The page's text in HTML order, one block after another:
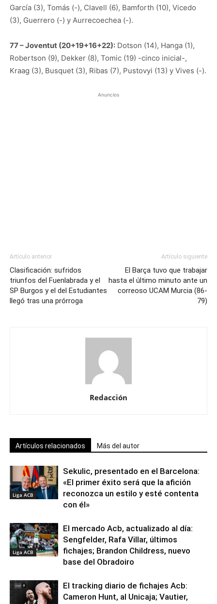
García (3), Tomás (-), Clavell (6), Bamforth (10), Vicedo
(3), Guerrero (-) y Aurrecoechea (-).
77 – Joventut (20+19+16+22): Dotson (14), Hanga (1),
Robertson (9), Dekker (8), Tomic (19) -cinco inicial-,
Kraag (3), Busquet (3), Ribas (7), Pustovyi (13) y Vives (-).
Anuncios
Artículo anterior
Clasificación: sufridos
triunfos del Fuenlabrada y el
SP Burgos y el del Estudiantes
llegó tras una prórroga
Artículo siguiente
El Barça tuvo que trabajar
hasta el último minuto ante un
correoso UCAM Murcia (86-
79)
Redacción
Artículos relacionados Más del autor
Liga ACB
Sekulic, presentado en el Barcelona:
«El primer éxito será que la afición
reconozca un estilo y esté contenta
con él»
Liga ACB
El mercado Acb, actualizado al día:
Sengfelder, Rafa Villar, últimos
fichajes; Brandon Childress, nuevo
base del Obradoiro
El tracking diario de fichajes Acb:
Cameron Hunt, al Unicaja; Vautier,